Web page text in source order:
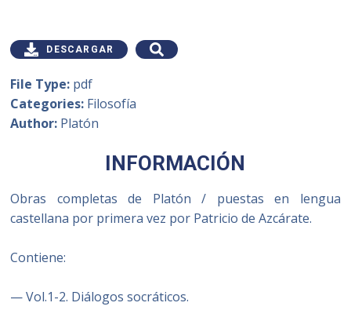
INFORMACIÓN
Obras completas de Platón / puestas en lengua
castellana por primera vez por Patricio de Azcárate.
Contiene:
— Vol.1-2. Diálogos socráticos.
DESCARGAR
File Type: pdf
Categories: Filosofía
Author: Platón